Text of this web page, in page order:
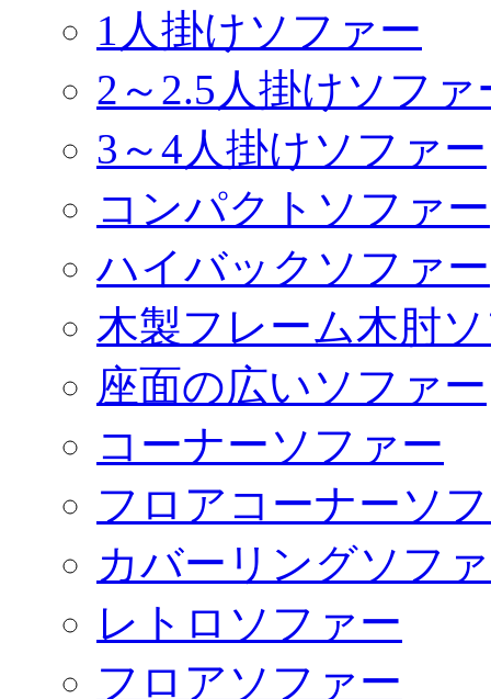
1人掛けソファー
2～2.5人掛けソファ
3～4人掛けソファー
コンパクトソファー
ハイバックソファー
木製フレーム木肘
座面の広いソファー
コーナーソファー
フロアコーナーソ
カバーリングソフ
レトロソファー
フロアソファー